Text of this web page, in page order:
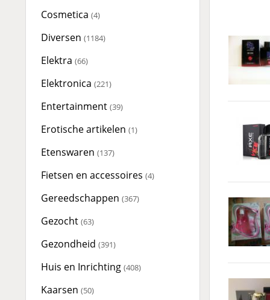
Cosmetica (4)
Diversen (1184)
Elektra (66)
Elektronica (221)
Entertainment (39)
Erotische artikelen (1)
Etenswaren (137)
Fietsen en accessoires (4)
Gereedschappen (367)
Gezocht (63)
Gezondheid (391)
Huis en Inrichting (408)
Kaarsen (50)